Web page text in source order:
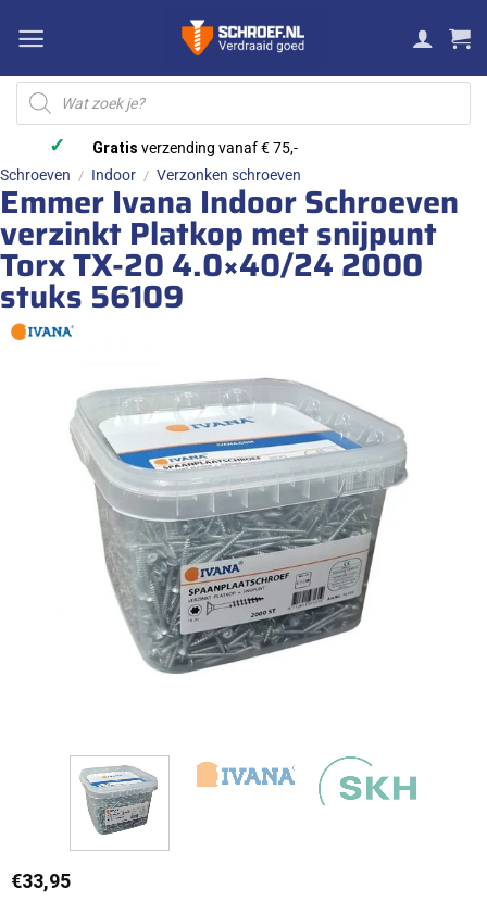
naar
inhoud
Producten
zoeken
✓ Gratis verzending vanaf € 75,-
Schroeven / Indoor / Verzonken schroeven
Emmer Ivana Indoor Schroeven
verzinkt Platkop met snijpunt
Torx TX-20 4.0×40/24 2000
stuks 56109
€33,95